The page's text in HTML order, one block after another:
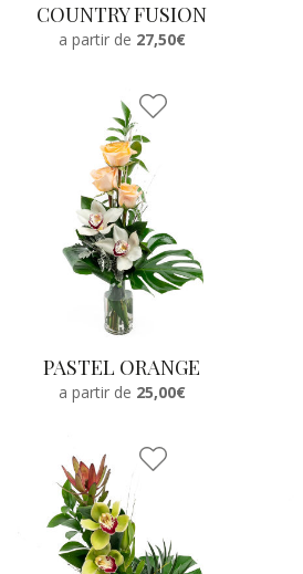
COUNTRY FUSION
a partir de 27,50€
PASTEL ORANGE
a partir de 25,00€